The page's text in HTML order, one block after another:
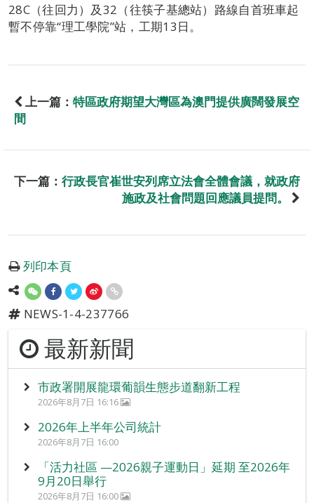
28C（往回力）及32（往筷子基總站）路線自首班車起
暫不停靠“理工學院”站，工期13日。
上一篇： 特區政府期望大灣區為澳門提供廣闊發展空
間
下一篇： 行政長官崔世安列席立法會全體會議，就政府
施政及社會問題回應議員提問。
列印本頁
NEWS-1-4-237766
最新新聞
市政署開展龍環葡韻生態步道翻新工程
2026年8月7日 16:16
2026年上半年公司統計
2026年8月7日 16:00
「活力社區 —2026親子運動日」延期 至2026年
9月20日舉行
2026年8月7日 16:00